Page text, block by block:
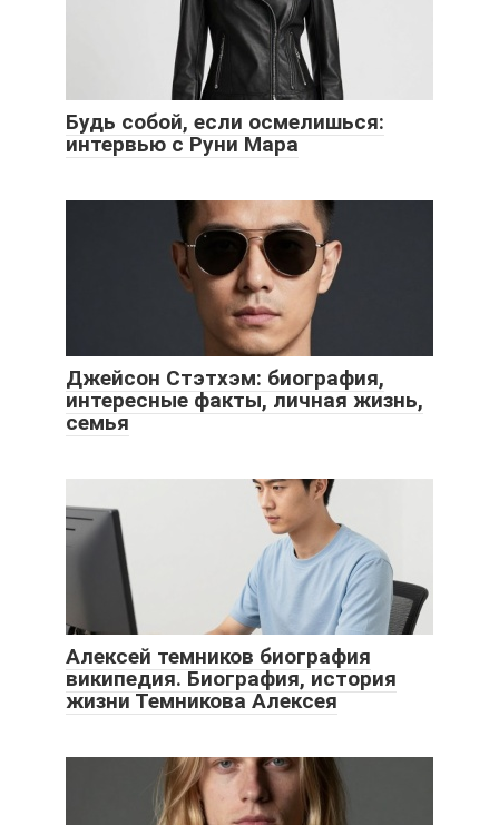
Будь собой, если осмелишься:
интервью с Руни Мара
Джейсон Стэтхэм: биография,
интересные факты, личная жизнь,
семья
Алексей темников биография
википедия. Биография, история
жизни Темникова Алексея